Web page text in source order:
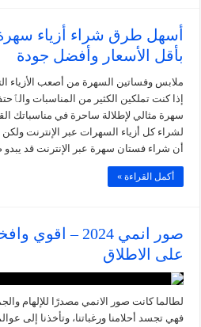
أسهل طرق شراء أزياء سهرة
بأقل الأسعار وأفضل جودة
ملابس وفساتين السهرة من أصعب الأزياء
إذا كنت تملكين الكثير من المناسبات
سهرة مثالي لإطلالة ساحرة في مناسباتك
لشراء كل أزياء السهرات عبر الإنترنت
أن شراء فستان سهرة عبر الإنترنت قد
أكمل القراءة »
صور انمي 2024 –
على الاطلاق
لطالما كانت صور الانمي مصدرًا للإلهام
فهي تجسد أحلامنا ورغباتنا، وتأخذنا إلى